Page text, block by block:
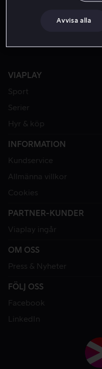
VIAPLAY
Sport
Serier
Hyr & köp
INFORMATION
Kundservice
Allmänna villkor
Cookies
PARTNER-KUNDER
Viaplay ingår
OM OSS
Press & Nyheter
FÖLJ OSS
Facebook
LinkedIn
Avvisa alla